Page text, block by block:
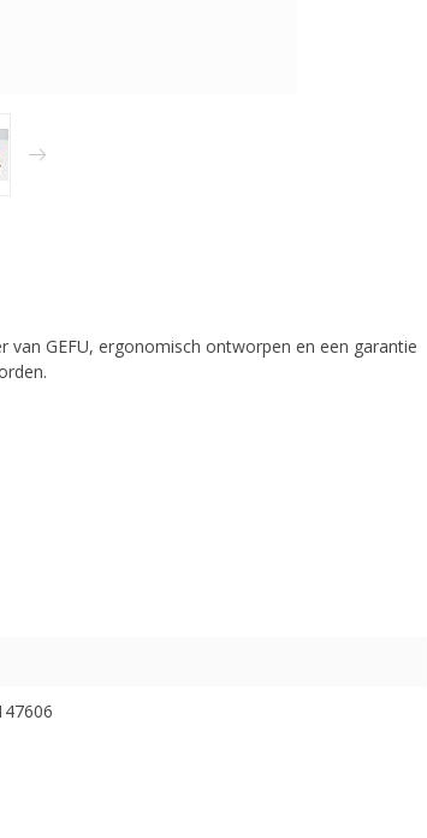
GEFU, ergonomisch ontworpen en een garantie